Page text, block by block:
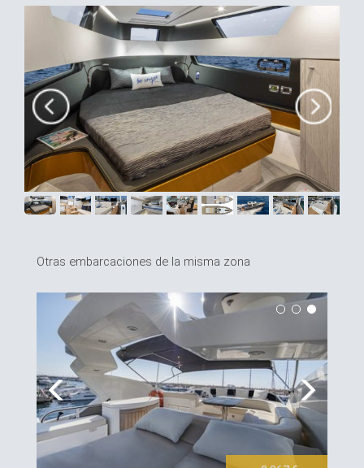
Otras embarcaciones de la misma zona
Previous Next